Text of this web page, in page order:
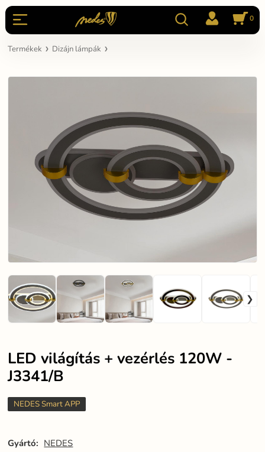
0
Termékek Dizájn lámpák
LED világítás + vezérlés 120W -
J3341/B
NEDES Smart APP
Gyártó: NEDES